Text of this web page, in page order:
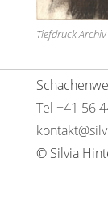
Tiefdruck Archiv
Tel +41 56
© Silvia